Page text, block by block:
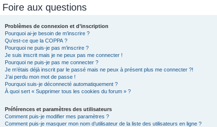
Foire aux questions
Problèmes de connexion et d’inscription
Pourquoi ai-je besoin de m’inscrire ?
Qu’est-ce que la COPPA ?
Pourquoi ne puis-je pas m’inscrire ?
Je suis inscrit mais je ne peux pas me connecter !
Pourquoi ne puis-je pas me connecter ?
Je m’étais déjà inscrit par le passé mais ne peux à présent plus me connecter ?!
J’ai perdu mon mot de passe !
Pourquoi suis-je déconnecté automatiquement ?
À quoi sert « Supprimer tous les cookies du forum » ?
Préférences et paramètres des utilisateurs
Comment puis-je modifier mes paramètres ?
Comment puis-je masquer mon nom d’utilisateur de la liste des utilisateurs en ligne ?